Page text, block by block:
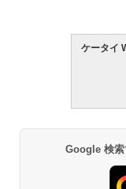
ケータイ
Google 検索